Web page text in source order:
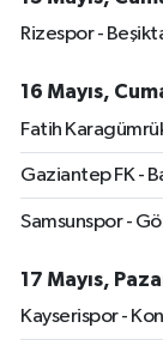
Rizespor -
16 Mayıs,
Fatih
Gaziantep FK -
Samsunspor -
17 Mayıs,
Kayserispor -